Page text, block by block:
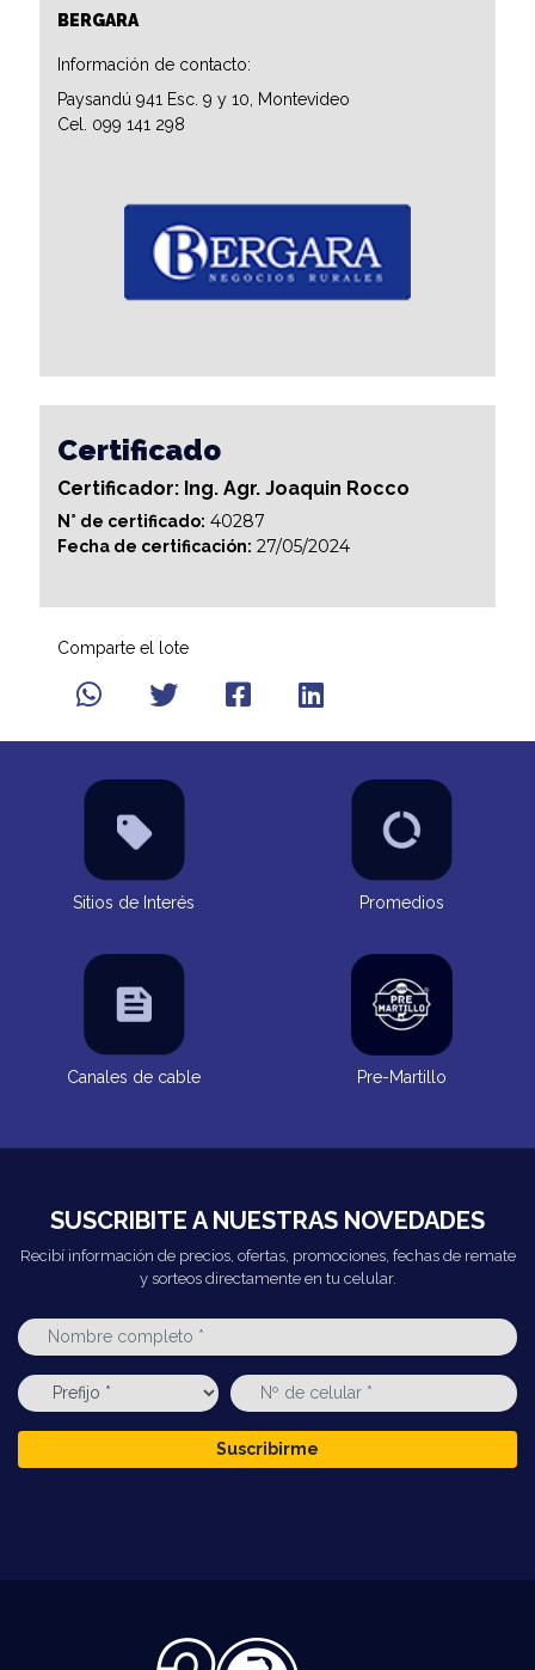
BERGARA
Información de contacto:
Paysandú 941 Esc. 9 y 10, Montevideo
Cel. 099 141 298
Certificado
Certificador: Ing. Agr. Joaquin Rocco
N° de certificado: 40287
Fecha de certificación: 27/05/2024
Comparte el lote
Sitios de Interés Promedios
Canales de cable Pre-Martillo
SUSCRIBITE A NUESTRAS NOVEDADES
Recibí información de precios, ofertas, promociones, fechas de remate
y sorteos directamente en tu celular.
Suscribirme